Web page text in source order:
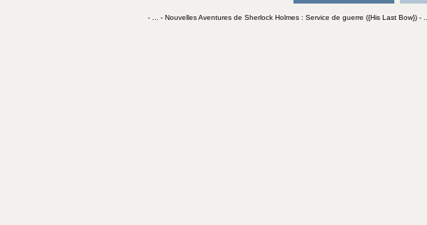
- ... - Nouvelles Aventures de Sherlock Holmes : Service de guerre ({His Last Bow}) - ...